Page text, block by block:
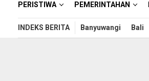
PERISTIWA PEMERINTAHAN
INDEKS BERITA Banyuwangi Bali